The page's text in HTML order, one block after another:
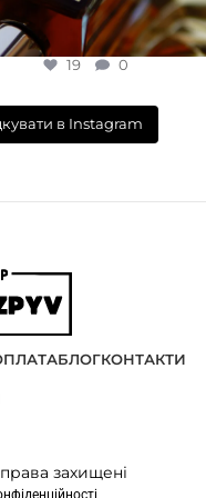
19 0
в Instagram
БЛОГКОНТАКТИ
захищені